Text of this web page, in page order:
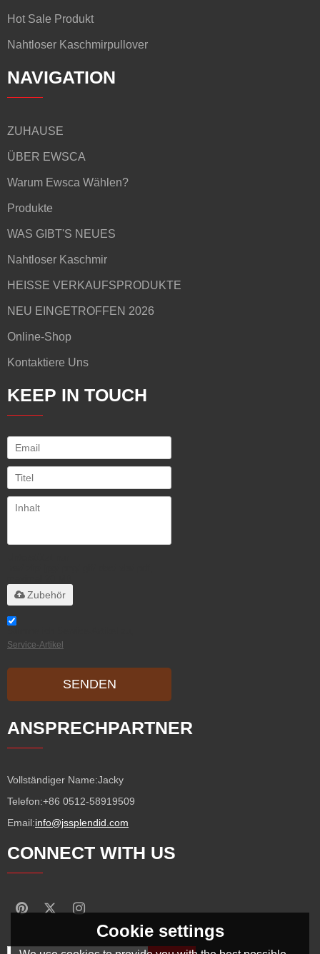
Hot Sale Produkt
Nahtloser Kaschmirpullover
NAVIGATION
ZUHAUSE
ÜBER EWSCA
Warum Ewsca Wählen?
Produkte
WAS GIBT'S NEUES
Nahtloser Kaschmir
HEISSE VERKAUFSPRODUKTE
NEU EINGETROFFEN 2026
Online-Shop
Kontaktiere Uns
KEEP IN TOUCH
Zubehör
Service-Artikel
SENDEN
ANSPRECHPARTNER
Vollständiger Name:Jacky
Telefon:+86 0512-58919509
Email:info@jssplendid.com
CONNECT WITH US
Cookie settings